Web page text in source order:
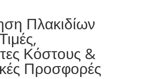
Πλακιδίων
Κόστους &
Προσφορές